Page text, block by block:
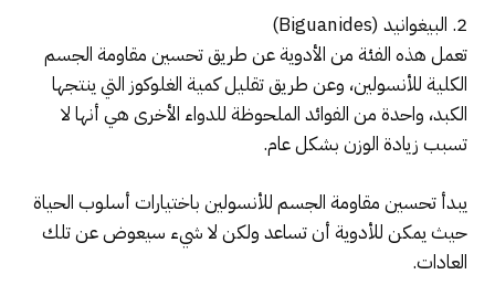
2. البيغوانيد (Biguanides)
تعمل هذه الفئة من الأدوية عن طريق تحسين مقاومة الجسم
الكلية للأنسولين، وعن طريق تقليل كمية الغلوكوز التي ينتجها
الكبد، واحدة من الفوائد الملحوظة للدواء الأخرى هي أنها لا
تسبب زيادة الوزن بشكل عام.
يبدأ تحسين مقاومة الجسم للأنسولين باختيارات أسلوب الحياة
حيث يمكن للأدوية أن تساعد ولكن لا شيء سيعوض عن تلك
العادات.